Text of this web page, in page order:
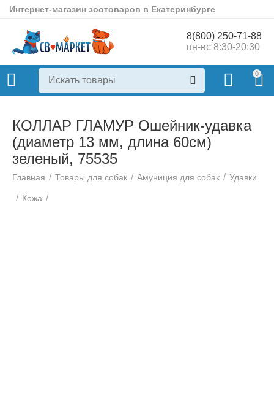
Интернет-магазин зоотоваров в Екатеринбурге
8(800) 250-71-88
пн-вс 8:30-20:30
0
КОЛЛАР ГЛАМУР Ошейник-удавка
(диаметр 13 мм, длина 60см)
зеленый, 75535
Главная / Товары для собак / Амуниция для собак / Удавки
/ Кожа /